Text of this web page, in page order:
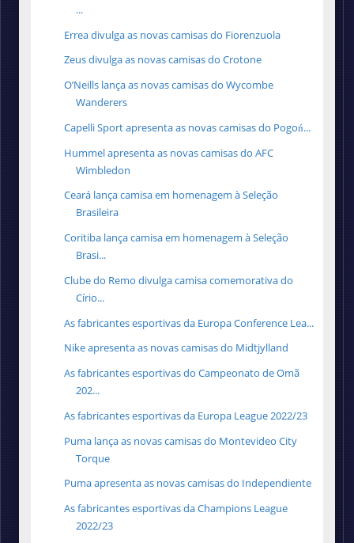
...
Errea divulga as novas camisas do Fiorenzuola
Zeus divulga as novas camisas do Crotone
O’Neills lança as novas camisas do Wycombe
Wanderers
Capelli Sport apresenta as novas camisas do Pogoń...
Hummel apresenta as novas camisas do AFC
Wimbledon
Ceará lança camisa em homenagem à Seleção
Brasileira
Coritiba lança camisa em homenagem à Seleção
Brasi...
Clube do Remo divulga camisa comemorativa do
Círio...
As fabricantes esportivas da Europa Conference Lea...
Nike apresenta as novas camisas do Midtjylland
As fabricantes esportivas do Campeonato de Omã
202...
As fabricantes esportivas da Europa League 2022/23
Puma lança as novas camisas do Montevideo City
Torque
Puma apresenta as novas camisas do Independiente
As fabricantes esportivas da Champions League
2022/23